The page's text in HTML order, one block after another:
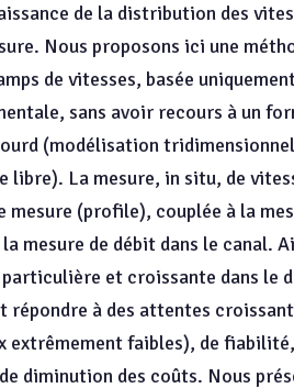
de la distribution des
Nous proposons ici une
de vitesses, basée
sans avoir recours à un
(modélisation
libre). La mesure, in situ, de
mesure (profile), couplée à la
mesure de débit dans le canal.
et croissante dans le
répondre à des attentes
extrêmement faibles), de
diminution des coûts. Nous